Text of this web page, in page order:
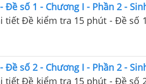
số 1 - Chương I - Phần 2 -
tiết Đề kiểm tra 15 phút - Đề số
số 2 - Chương I - Phần 2 -
tiết Đề kiểm tra 15 phút - Đề số